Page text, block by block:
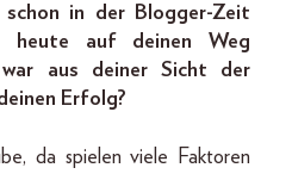
in der Blogger-Zeit
heute auf deinen Weg
aus deiner Sicht der
Erfolg?
da spielen viele Faktoren